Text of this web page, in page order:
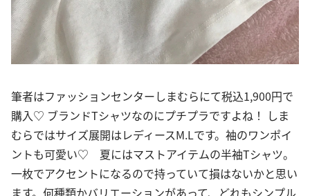
筆者はファッションセンターしまむらにて税込1,900円で
購入♡ ブランドTシャツなのにプチプラですよね！ しま
むらではサイズ展開はレディースM.Lです。袖のワンポイ
ントも可愛い♡ 夏にはマストアイテムの半袖Tシャツ。
一枚でアクセントになるので持っていて損はないかと思い
ます。何種類かバリエーションがあって、どれもシンプル